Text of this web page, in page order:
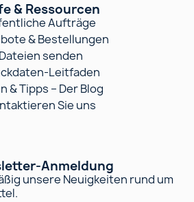
& Ressourcen
Aufträge
& Bestellungen
Dateien senden
Leitfaden
& Tipps – Der Blog
Sie uns
Anmeldung
unsere Neuigkeiten rund um